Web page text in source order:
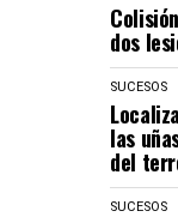
dos
SUCESOS
las
del
SUCESOS